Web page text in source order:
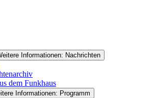
Informationen: Nachrichten
dem Funkhaus
Informationen: Programm